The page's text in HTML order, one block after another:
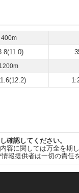
400m
1200m
確認してください。
容に関しては万全を
報提供者は一切の責任